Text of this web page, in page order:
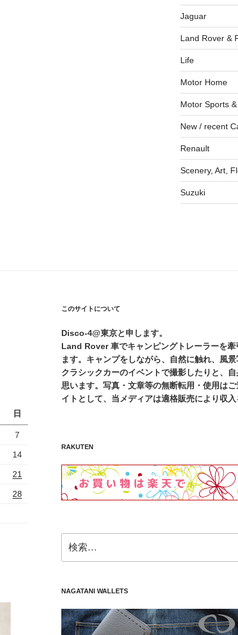
Jaguar
Land Rover &
Life
Motor Home
Motor Sports
New / recent
Renault
Scenery, Art,
Suzuki
日
7
14
21
28
このサイトについて
Disco-4@東京と申します。
Land Rover 車でキャンピングトレーラーを
ます。キャンプをしながら、自然に触れ、風
クラシックカーのイベントで撮影したりと、
思います。写真・文章等の無断転用・使用は
イトとして、当メディアは適格販売により収
RAKUTEN
索:
NAGATANI WALLETS